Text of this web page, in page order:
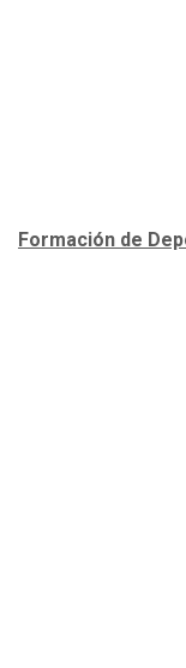
Formación de